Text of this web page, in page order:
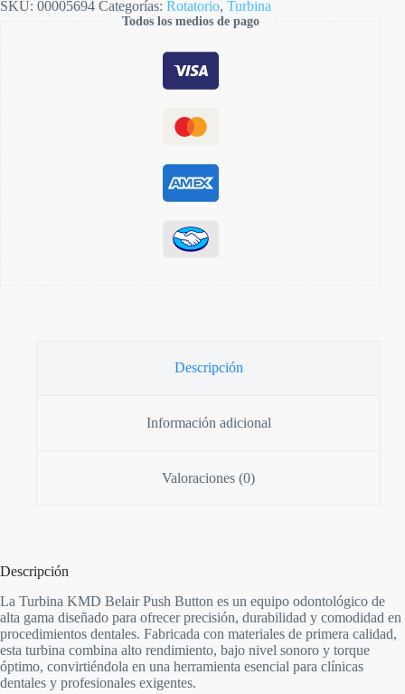
SKU: 00005694 Categorías: Rotatorio, Turbina
Todos los medios de pago
Descripción
Información adicional
Valoraciones (0)
Descripción
La Turbina KMD Belair Push Button es un equipo odontológico de
alta gama diseñado para ofrecer precisión, durabilidad y comodidad en
procedimientos dentales. Fabricada con materiales de primera calidad,
esta turbina combina alto rendimiento, bajo nivel sonoro y torque
óptimo, convirtiéndola en una herramienta esencial para clínicas
dentales y profesionales exigentes.